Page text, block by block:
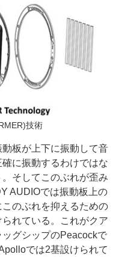
技術
板が上下に振動して音
に振動するわけではな
そしてこのぶれが歪み
AUDIOでは振動板上の
のぶれを抑えるための
れている。これがクア
グシップのPeacockで
では2基設けられて